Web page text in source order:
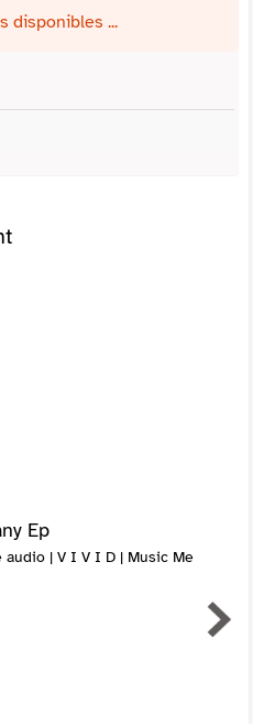
disponibles ...
Ep
audio | V I V I D | Music Me